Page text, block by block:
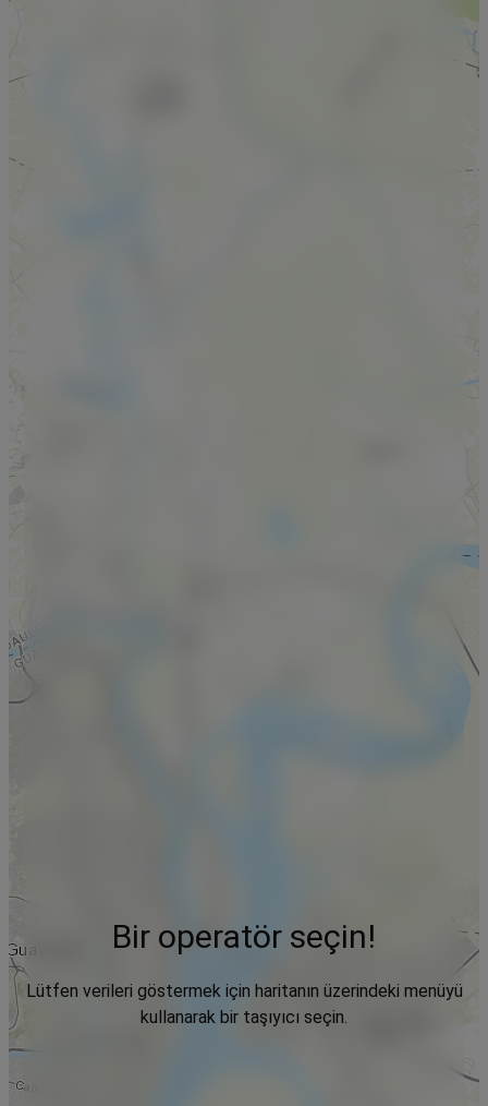
Bir operatör seçin!
Lütfen verileri göstermek için haritanın üzerindeki menüyü
kullanarak bir taşıyıcı seçin.